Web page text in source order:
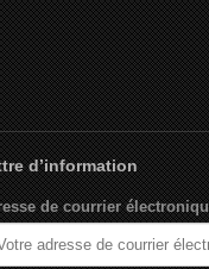
d’information
de courrier